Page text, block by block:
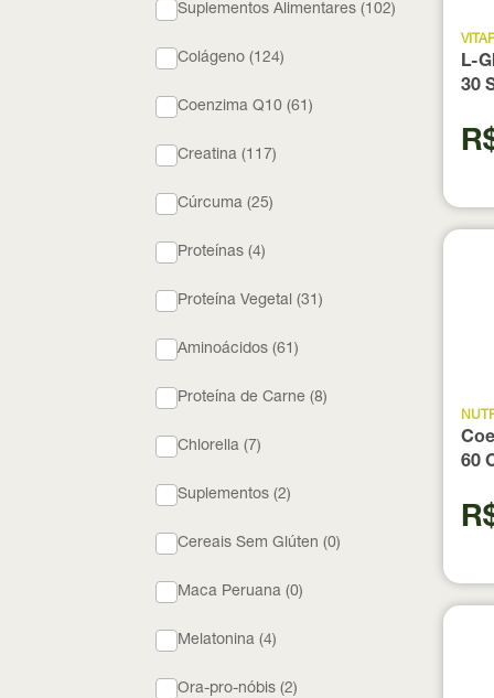
Suplementos Alimentares (102)
Colágeno (124)
Coenzima Q10 (61)
Creatina (117)
Cúrcuma (25)
Proteínas (4)
Proteína Vegetal (31)
Aminoácidos (61)
Proteína de Carne (8)
Chlorella (7)
Suplementos (2)
Cereais Sem Glúten (0)
Maca Peruana (0)
Melatonina (4)
Ora-pro-nóbis (2)
L-
30
60